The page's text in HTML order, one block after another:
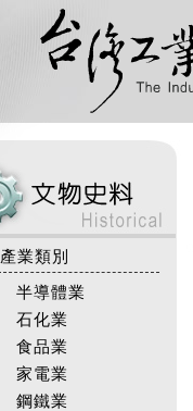
產業類別
半導體業
石化業
食品業
家電業
鋼鐵業